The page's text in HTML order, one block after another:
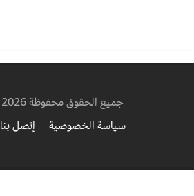
جميع الحقوق محفوظة 2026 © محطات
سياسة الخصوصية
إتصل بنا